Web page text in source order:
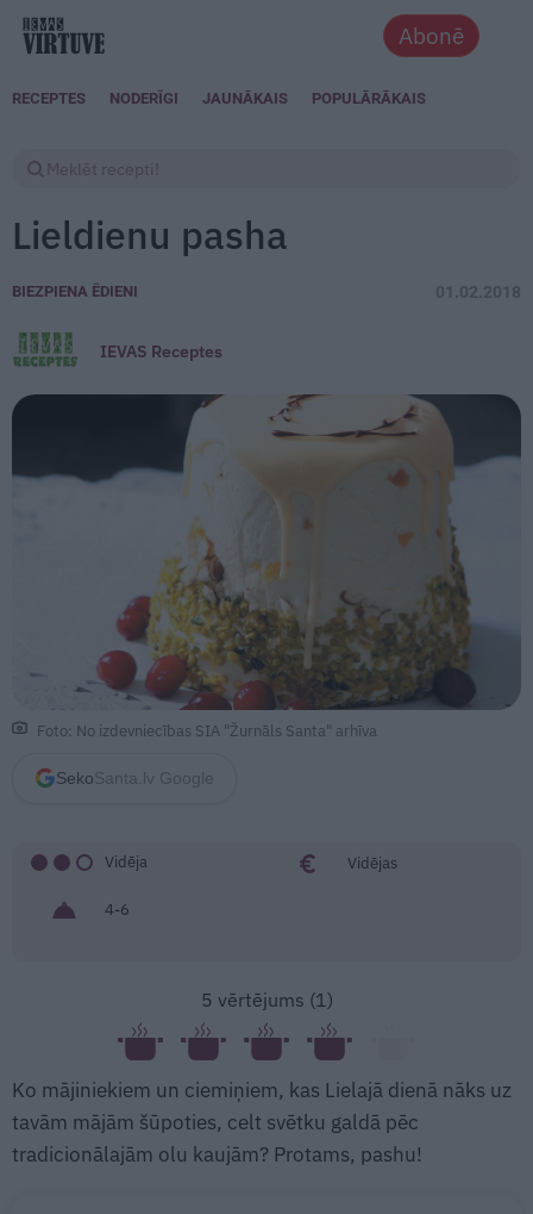
Abonē
RECEPTES NODERĪGI JAUNĀKAIS POPULĀRĀKAIS
Lieldienu pasha
BIEZPIENA ĒDIENI 01.02.2018
IEVAS Receptes
Foto: No izdevniecības SIA "Žurnāls Santa" arhīva
Seko Santa.lv Google
Vidēja Vidējas
4-6
5 vērtējums (1 )
Ko mājiniekiem un ciemiņiem, kas Lielajā dienā nāks uz
tavām mājām šūpoties, celt svētku galdā pēc
tradicionālajām olu kaujām? Protams, pashu!